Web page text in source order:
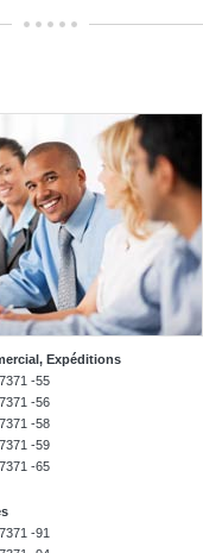
Expéditions
-55
-56
-58
-59
-65
-91